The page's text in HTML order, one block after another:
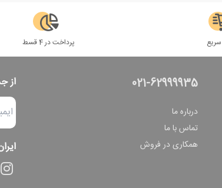
پرداخت در 4 قسط
021-62999935
درباره ما
تماس با ما
همکاری در فروش
از